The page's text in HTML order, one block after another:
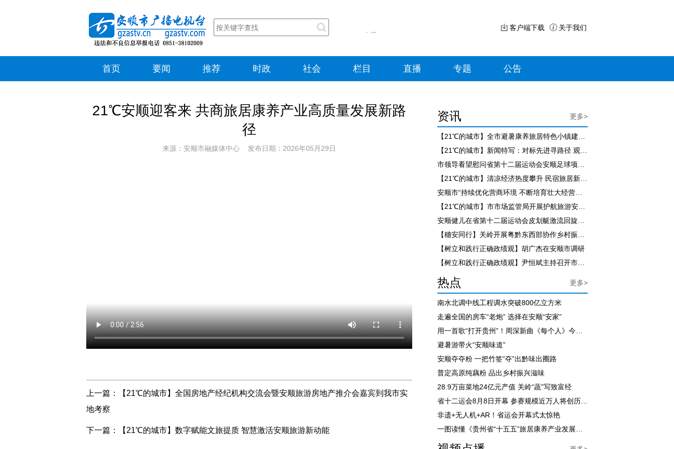
客户端下载 关于我们
首页 要闻 推荐 时政 社会 栏目 直播 专题 公告
21℃安顺迎客来 共商旅居康养产业高质量发展新路
径
来源：安顺市融媒体中心 发布日期：2026年05月29日
上一篇：
【21℃的城市】全国房地产经纪机构交流会暨安顺旅游房地产推介会嘉宾到我市实
地考察
下一篇： 【21℃的城市】数字赋能文旅提质 智慧激活安顺旅游新动能
资讯 更多>
【树立和践行正确政绩观】胡广杰在安顺市调研
热点 更多>
南水北调中线工程调水突破800亿立方米
走遍全国的房车“老炮” 选择在安顺“安家”
避暑游带火“安顺味道”
安顺夺夺粉 一把竹签“夺”出黔味出圈路
普定高原纯藕粉 品出乡村振兴滋味
28.9万亩菜地24亿元产值 关岭“蔬”写致富经
非遗+无人机+AR！省运会开幕式太惊艳